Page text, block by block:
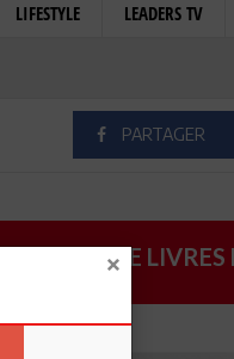
LIFESTYLE LEADERS TV
PARTAGER
CATALOGUE